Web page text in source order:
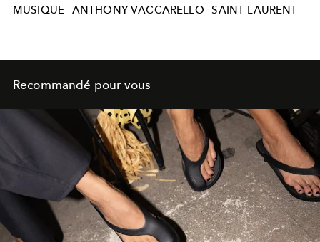
MUSIQUE ANTHONY-VACCARELLO SAINT-LAURENT
Recommandé pour vous